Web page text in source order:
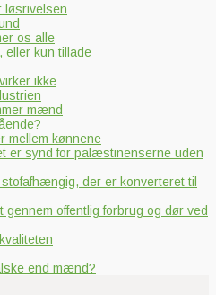
løsrivelsen
os alle
eller kun tillade
ikke
mænd
mellem kønnene
er synd for palæstinenserne uden
der er konverteret til
gennem offentlig forbrug og dør ved
end mænd?